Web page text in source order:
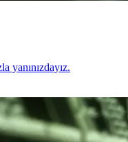
yanınızdayız.